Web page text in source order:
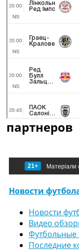
партнеров
21+ Матеріали
Новости
Новости
Видео
Футбольные
Последние